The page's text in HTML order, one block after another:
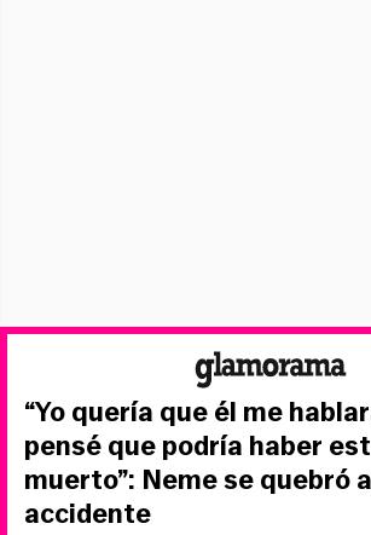
“Yo quería que él me
pensé que podría haber
muerto”: Neme se quebró
accidente